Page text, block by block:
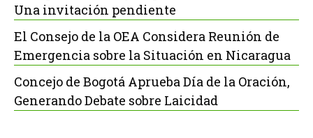
Una invitación pendiente
El Consejo de la OEA Considera Reunión de
Emergencia sobre la Situación en Nicaragua
Concejo de Bogotá Aprueba Día de la Oración,
Generando Debate sobre Laicidad